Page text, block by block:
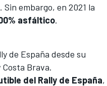
embargo, en 2021 la
asfáltico.
de España desde su
Brava.
del Rally de España,